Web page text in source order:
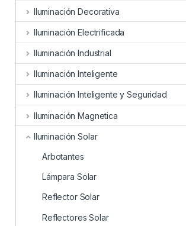
Iluminación Decorativa
Iluminación Electrificada
Iluminación Industrial
Iluminación Inteligente
Iluminación Inteligente y Seguridad
Iluminación Magnetica
Iluminación Solar
Arbotantes
Lámpara Solar
Reflector Solar
Reflectores Solar